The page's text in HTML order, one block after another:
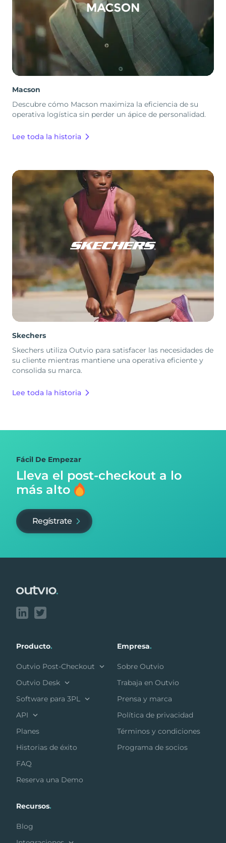
Macson
Descubre cómo Macson maximiza la eficiencia de su
operativa logística sin perder un ápice de personalidad.
Lee toda la historia
Skechers
Skechers utiliza Outvio para satisfacer las necesidades de
su cliente mientras mantiene una operativa eficiente y
consolida su marca.
Lee toda la historia
Fácil De Empezar
Lleva el post-checkout a lo
más alto
Regístrate
Producto.
Outvio Post-Checkout
Outvio Desk
Software para 3PL
API
Planes
Historias de éxito
FAQ
Reserva una Demo
Empresa.
Sobre Outvio
Trabaja en Outvio
Prensa y marca
Política de privacidad
Términos y condiciones
Programa de socios
Recursos.
Blog